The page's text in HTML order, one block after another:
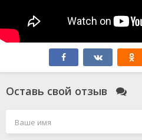
Оставь свой отзыв